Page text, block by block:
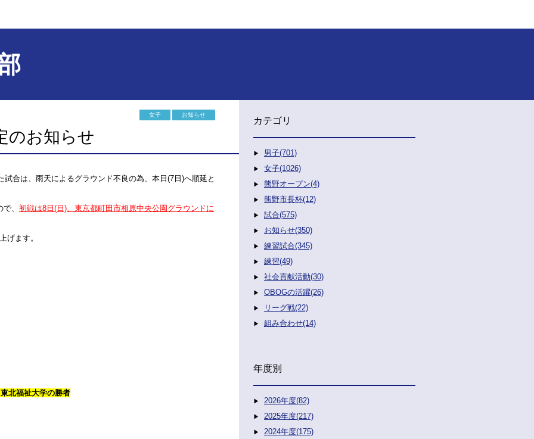
女子 お知らせ
のお知らせ
合は、雨天によるグラウンド不良の為、本日(7日)へ順延と
、 初戦は8日(日)、東京都町田市相原中央公園グラウンドに
げます。
北福祉大学の勝者
カテゴリ
男子(701)
女子(1026)
熊野オープン(4)
熊野市長杯(12)
試合(575)
お知らせ(350)
練習試合(345)
練習(49)
社会貢献活動(30)
OBOGの活躍(26)
リーグ戦(22)
組み合わせ(14)
年度別
2026年度(82)
2025年度(217)
2024年度(175)